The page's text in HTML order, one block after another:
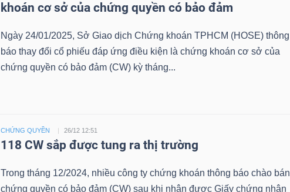
khoán cơ sở của chứng quyền có bảo đảm
Ngày 24/01/2025, Sở Giao dịch Chứng khoán TPHCM (HOSE) thông
báo thay đổi cổ phiếu đáp ứng điều kiện là chứng khoán cơ sở của
chứng quyền có bảo đảm (CW) kỳ tháng...
CHỨNG QUYỀN 26/12 12:51
118 CW sắp được tung ra thị trường
Trong tháng 12/2024, nhiều công ty chứng khoán thông báo chào bán
chứng quyền có bảo đảm (CW) sau khi nhận được Giấy chứng nhận